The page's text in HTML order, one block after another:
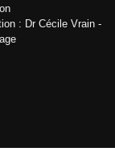
: Dr Cécile Vrain -